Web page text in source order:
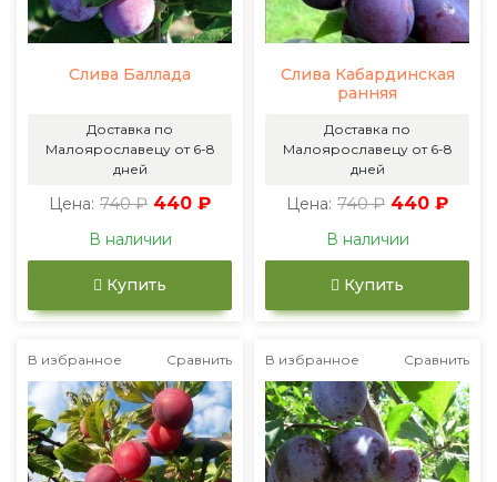
Слива Баллада
Доставка по
Малоярославецу от 6-8
дней
Цена: 740 ₽ 440 ₽
В наличии
Купить
Слива Кабардинская
ранняя
Доставка по
Малоярославецу от 6-8
дней
Цена: 740 ₽ 440 ₽
В наличии
Купить
В избранное Сравнить В избранное Сравнить